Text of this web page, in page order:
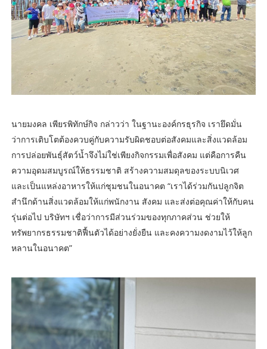
นายมงคล เพียรพิทักษ์กิจ กล่าวว่า ในฐานะองค์กรธุรกิจ เรายึดมั่น
ว่าการเติบโตต้องควบคู่กับความรับผิดชอบต่อสังคมและสิ่งแวดล้อม
การปล่อยพันธุ์สัตว์น้ำจึงไม่ใช่เพียงกิจกรรมเพื่อสังคม แต่คือการคืน
ความอุดมสมบูรณ์ให้ธรรมชาติ สร้างความสมดุลของระบบนิเวศ
และเป็นแหล่งอาหารให้แก่ชุมชนในอนาคต “เราได้ร่วมกันปลูกจิต
สำนึกด้านสิ่งแวดล้อมให้แก่พนักงาน สังคม และส่งต่อคุณค่าให้กับคน
รุ่นต่อไป บริษัทฯ เชื่อว่าการมีส่วนร่วมของทุกภาคส่วน ช่วยให้
ทรัพยากรธรรมชาติฟื้นตัวได้อย่างยั่งยืน และคงความงดงามไว้ให้ลูก
หลานในอนาคต”